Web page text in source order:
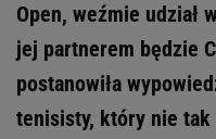
Open, weźmie udział
jej partnerem będzie
postanowiła
tenisisty, który nie tak